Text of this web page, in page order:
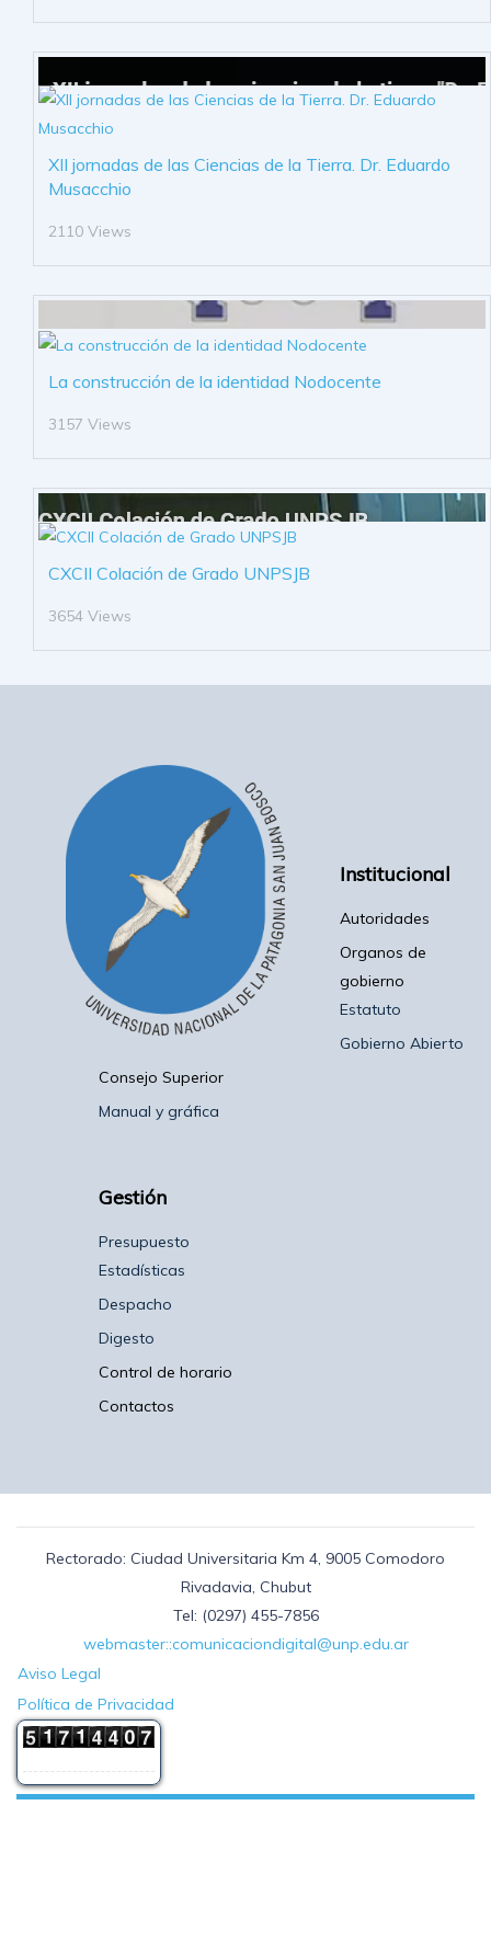
XII jornadas de las Ciencias de la Tierra. Dr. Eduardo
Musacchio
2110 Views
La construcción de la identidad Nodocente
3157 Views
CXCII Colación de Grado UNPSJB
3654 Views
Institucional
Autoridades
Organos de
gobierno
Estatuto
Gobierno Abierto
Consejo Superior
Manual y gráfica
Gestión
Presupuesto
Estadísticas
Despacho
Digesto
Control de horario
Contactos
Rectorado: Ciudad Universitaria Km 4, 9005 Comodoro
Rivadavia, Chubut
Tel: (0297) 455-7856
webmaster::comunicaciondigital@unp.edu.ar
Aviso Legal
Política de Privacidad